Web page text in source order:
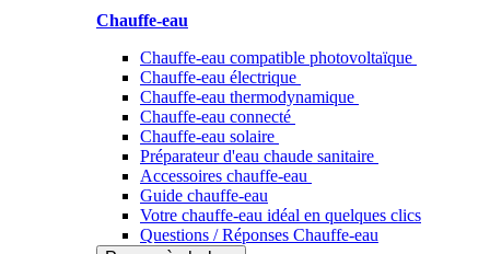
Chauffe-eau
Chauffe-eau compatible photovoltaïque
Chauffe-eau électrique
Chauffe-eau thermodynamique
Chauffe-eau connecté
Chauffe-eau solaire
Préparateur d'eau chaude sanitaire
Accessoires chauffe-eau
Guide chauffe-eau
Votre chauffe-eau idéal en quelques clics
Questions / Réponses Chauffe-eau